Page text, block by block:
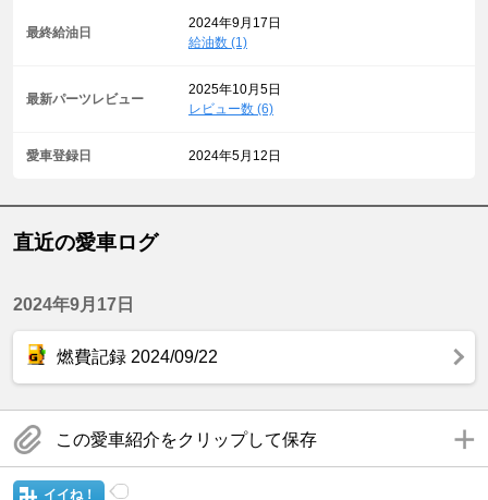
最終給油日
2024年9月17日
給油数 (1)
最新パーツレビュー
2025年10月5日
レビュー数 (6)
愛車登録日 2024年5月12日
直近の愛車ログ
2024年9月17日
燃費記録 2024/09/22
この愛車紹介をクリップして保存
イイね！